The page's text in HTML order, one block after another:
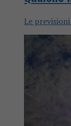
Le